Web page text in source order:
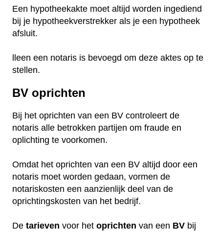
Een hypotheekakte moet altijd worden ingediend
bij je hypotheekverstrekker als je een hypotheek
afsluit.
lleen een notaris is bevoegd om deze aktes op te
stellen.
BV oprichten
Bij het oprichten van een BV controleert de
notaris alle betrokken partijen om fraude en
oplichting te voorkomen.
Omdat het oprichten van een BV altijd door een
notaris moet worden gedaan, vormen de
notariskosten een aanzienlijk deel van de
oprichtingskosten van het bedrijf.
De tarieven voor het oprichten van een BV bij